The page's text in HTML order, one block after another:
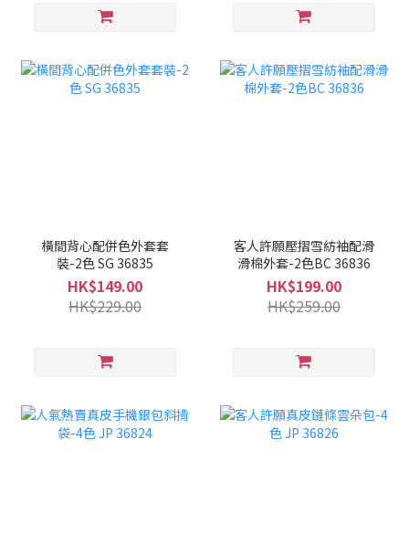
橫間背心配併色外套套
裝-2色 SG 36835
HK$149.00
HK$229.00
客人許願壓摺雪紡袖配滑
滑棉外套-2色BC 36836
HK$199.00
HK$259.00